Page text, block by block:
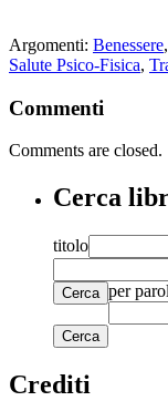
Argomenti: Benessere,
Salute Psico-Fisica,
Commenti
Comments are closed.
Cerca
titolo
Cerca per
Crediti